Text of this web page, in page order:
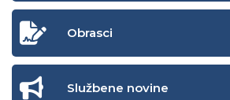
Obrasci
Službene novine